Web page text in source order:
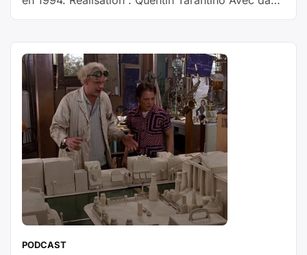
malfrats dans la jungle de Hollywood à travers
trois histoires qui s’entremêlent. Les scènes du film
Réalisateur et acteurs
PODCAST